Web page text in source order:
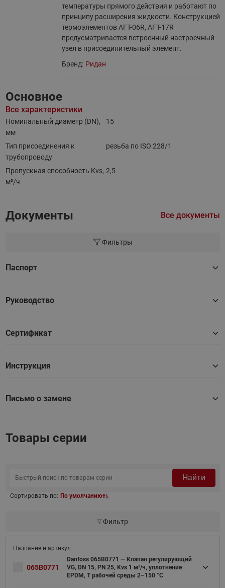
температуры прямого действия и работают по
принципу расширения жидкости. Конструкцией
термоэлементов AFT-06R, AFT-17R
предусматривается встроенный настроечный
узел в присоединительный элемент.
Бренд: Ридан
Основное
Все характеристики
Номинальный диаметр (DN),
мм
15
Тип присоединения к
трубопроводу
резьба по ISO 228/1
Пропускная способность Kvs,
м³/ч
2,5
Документы Все документы
Фильтры
Паспорт
Руководство
Сертификат
Инструкция
Письмо о замене
Товары серии
Найти
Сортировать по: По умолчанию
Фильтр
065B0771
Danfoss 065B0771 — Клапан регулирующий
VG, DN 15, PN 25, Kvs 1 м³/ч, уплотнение
EPDM, T рабочей среды 2–150 °С